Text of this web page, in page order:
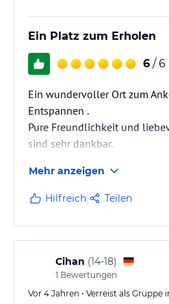
Ein Platz zum Erholen
6 / 6
Ein wundervoller Ort zum
Entspannen .
Pure Freundlichkeit und
sind sehr dankbar.
Mehr anzeigen
Hilfreich Teilen
Cihan (14-18)
1 Bewertungen
Vor 4 Jahren • Verreist als Gruppe